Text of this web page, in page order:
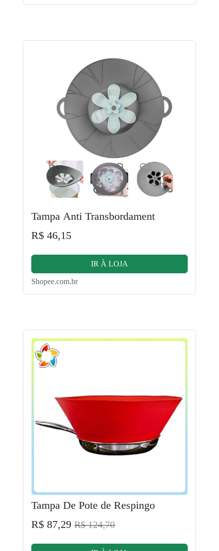
Tampa Anti Transbordament
R$ 46,15
IR À LOJA
Shopee.com.br
Tampa De Pote de Respingo
R$ 87,29 R$ 124,70